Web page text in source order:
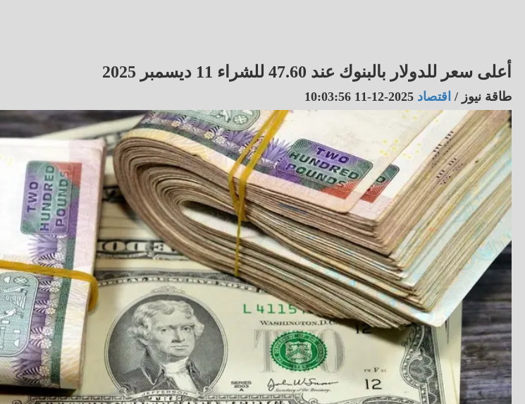
أعلى سعر للدولار بالبنوك عند 47.60 للشراء 11 ديسمبر 2025
طاقة نيوز / اقتصاد2025-12-11 10:03:56